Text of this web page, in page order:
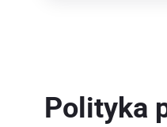
Polityka